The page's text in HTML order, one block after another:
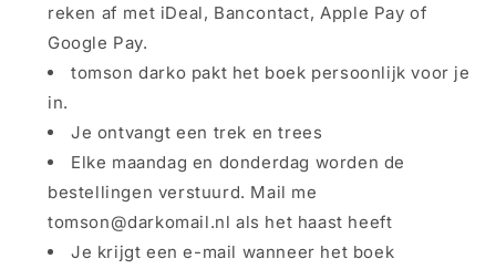
reken af met iDeal, Bancontact, Apple Pay of
Google Pay.
tomson darko pakt het boek persoonlijk voor je
in.
Je ontvangt een trek en trees
Elke maandag en donderdag worden de
bestellingen verstuurd. Mail me
tomson@darkomail.nl als het haast heeft
Je krijgt een e-mail wanneer het boek